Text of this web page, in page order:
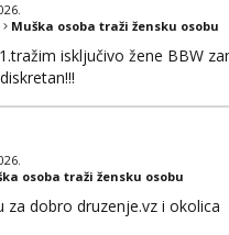
Muška osoba traži žensku osobu
isključivo žene BBW
osoba traži žensku osobu
za dobro druzenje.vz i okolica